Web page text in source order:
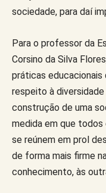
sociedade, para daí
Para o professor da
Corsino da Silva
práticas educacionais
respeito à
construção de uma
medida em que todos
se reúnem em prol
de forma mais firme
conhecimento, às